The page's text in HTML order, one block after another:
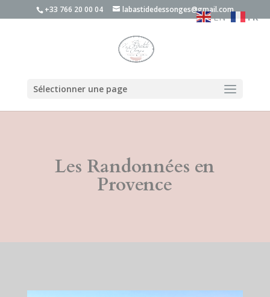
+33 766 20 00 04 labastidedessonges@gmail.com
Sélectionner une page
Les Randonnées en
Provence
EN FR